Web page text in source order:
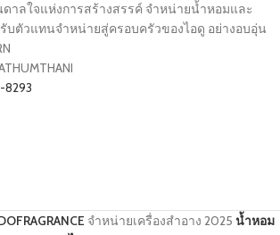
าลใจแห่งการสร้างสรรค์ จำหน่ายน้ำหอมและ
บตัวแทนจำหน่ายสู่ครอบครัวของไอดู อย่างอบอุ่น
8293
จำหน่ายเครื่องสำอาง 2025 น้ำหอม